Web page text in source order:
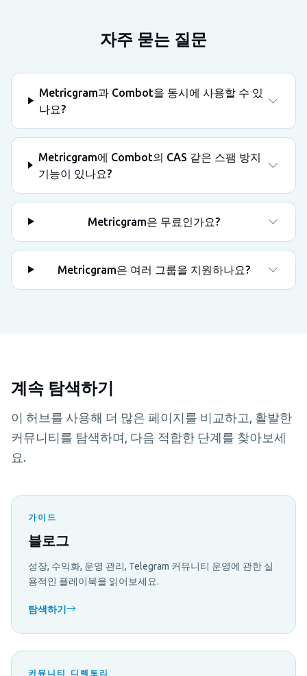
자주 묻는 질문
Metricgram과 Combot을 동시에 사용할 수 있
나요?
Metricgram에 Combot의 CAS 같은 스팸 방지
기능이 있나요?
Metricgram은 무료인가요?
Metricgram은 여러 그룹을 지원하나요?
계속 탐색하기
이 허브를 사용해 더 많은 페이지를 비교하고, 활발한
커뮤니티를 탐색하며, 다음 적합한 단계를 찾아보세
요.
가이드
블로그
성장, 수익화, 운영 관리, Telegram 커뮤니티 운영에 관한 실
용적인 플레이북을 읽어보세요.
탐색하기
커뮤니티 디렉토리